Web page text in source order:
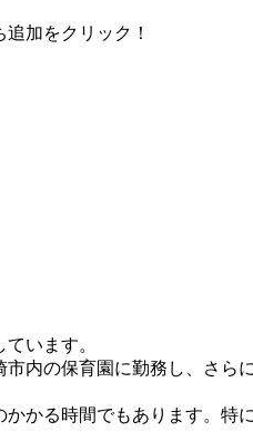
加をクリック！
います。
内の保育園に勤務し、さ
かる時間でもあります。